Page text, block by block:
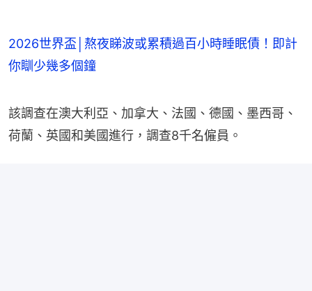
2026世界盃│熬夜睇波或累積過百小時睡眠債！即計
你瞓少幾多個鐘
該調查在澳大利亞、加拿大、法國、德國、墨西哥、
荷蘭、英國和美國進行，調查8千名僱員。